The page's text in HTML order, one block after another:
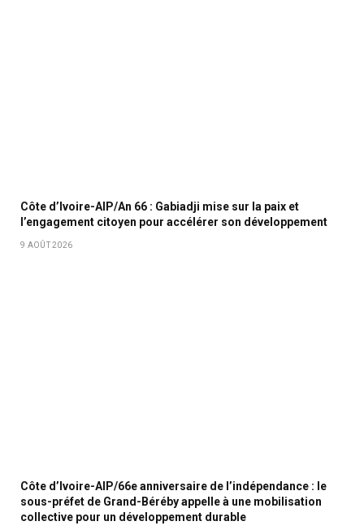
Côte d’Ivoire-AIP/An 66 : Gabiadji mise sur la paix et
l’engagement citoyen pour accélérer son développement
9 AOÛT 2026
Côte d’Ivoire-AIP/66e anniversaire de l’indépendance : le
sous-préfet de Grand-Béréby appelle à une mobilisation
collective pour un développement durable